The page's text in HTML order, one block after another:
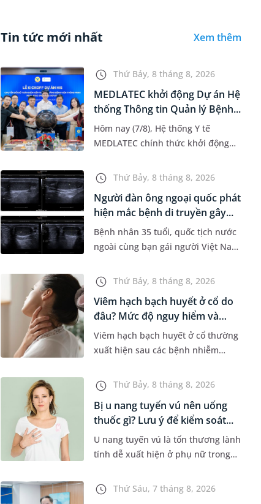
Tin tức mới nhất Xem thêm
Thứ Bảy, 8 tháng 8, 2026
MEDLATEC khởi động Dự án Hệ
thống Thông tin Quản lý Bệnh...
Hôm nay (7/8), Hệ thống Y tế
MEDLATEC chính thức khởi động
Bệnh viện (HIS - Hospital
Information System) giai đoạn mới.
Dự á...
Thứ Bảy, 8 tháng 8, 2026
Người đàn ông ngoại quốc phát
hiện mắc bệnh di truyền gây...
Bệnh nhân 35 tuổi, quốc tịch nước
ngoài cùng bạn gái người Việt Nam
hôn nhân. Qua thăm khám và làm
các xét nghiệm chuyên sâu,...
Thứ Bảy, 8 tháng 8, 2026
Viêm hạch bạch huyết ở cổ do
đâu? Mức độ nguy hiểm và
phư...
Viêm hạch bạch huyết ở cổ thường
xuất hiện sau các bệnh nhiễm
đến lao hạch hoặc ung thư. Để tìm
hiểu nguyên nhân gây viêm,...
Thứ Bảy, 8 tháng 8, 2026
Bị u nang tuyến vú nên uống
thuốc gì? Lưu ý để kiểm soát...
U nang tuyến vú là tổn thương lành
tính dễ xuất hiện ở phụ nữ trong
mắc bệnh, nhiều người thường
băn khoăn u nang tuyến v...
Thứ Sáu, 7 tháng 8, 2026